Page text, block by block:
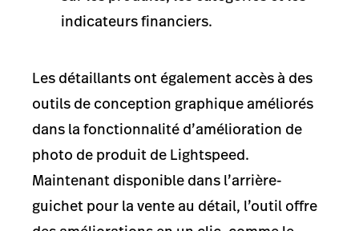
indicateurs financiers.
Les détaillants ont également accès à des
outils de conception graphique améliorés
dans la fonctionnalité d’amélioration de
photo de produit de Lightspeed.
Maintenant disponible dans l’arrière-
guichet pour la vente au détail, l’outil offre